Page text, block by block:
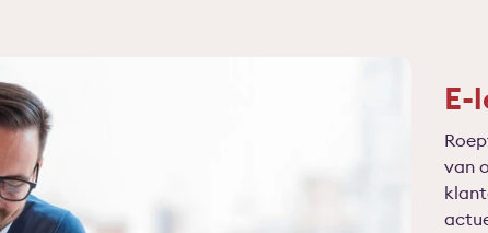
E-
van